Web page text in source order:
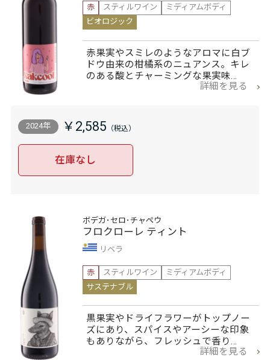
赤
スティルワイン
ミディアムボディ
ビオロジック
赤果実やスミレのようなアロマに白ブ
ドウ由来の柑橘系のニュアンス。キレ
のある酸とチャーミングな果実味…
詳細を見る
2024年 ￥2,585
在庫なし
ボデガ･セロ･チャペウ
フロクローレ ティント
リベラ
赤
スティルワイン
ミディアムボディ
サステナブル
黒果実やドライフラワーがトップノー
ズにあり、スパイスやアーシーな印象
もありながら、フレッシュで香り…
詳細を見る